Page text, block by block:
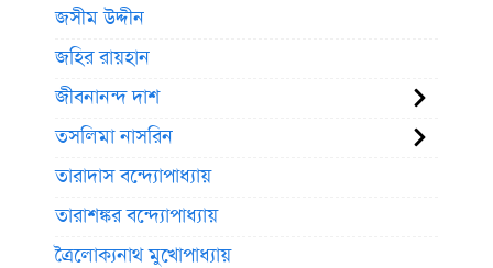
জসীম উদ্দীন
জহির রায়হান
জীবনানন্দ দাশ
তসলিমা নাসরিন
তারাদাস বন্দ্যোপাধ্যায়
তারাশঙ্কর বন্দ্যোপাধ্যায়
ত্রৈলোক্যনাথ মুখোপাধ্যায়